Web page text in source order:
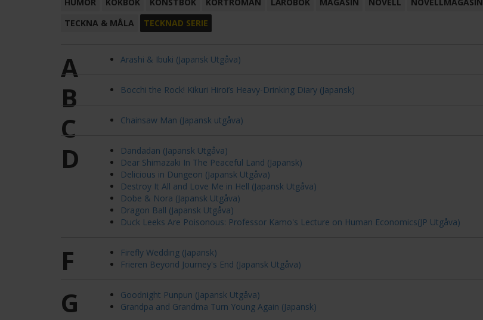
TECKNA & MÅLA
TECKNAD SERIE
A Arashi & Ibuki (Japansk Utgåva)
B Bocchi the Rock! Kikuri Hiroi’s Heavy-Drinking Diary (Japansk)
C Chainsaw Man (Japansk utgåva)
D
Dandadan (Japansk Utgåva)
Dear Shimazaki In The Peaceful Land (Japansk)
Delicious in Dungeon (Japansk Utgåva)
Destroy It All and Love Me in Hell (Japansk Utgåva)
Dobe & Nora (Japansk Utgåva)
Dragon Ball (Japansk Utgåva)
Duck Leeks Are Poisonous: Professor Kamo's Lecture on Human Economics(JP Utgåva)
F
Firefly Wedding (Japansk)
Frieren Beyond Journey's End (Japansk Utgåva)
G
Goodnight Punpun (Japansk Utgåva)
Grandpa and Grandma Turn Young Again (Japansk)